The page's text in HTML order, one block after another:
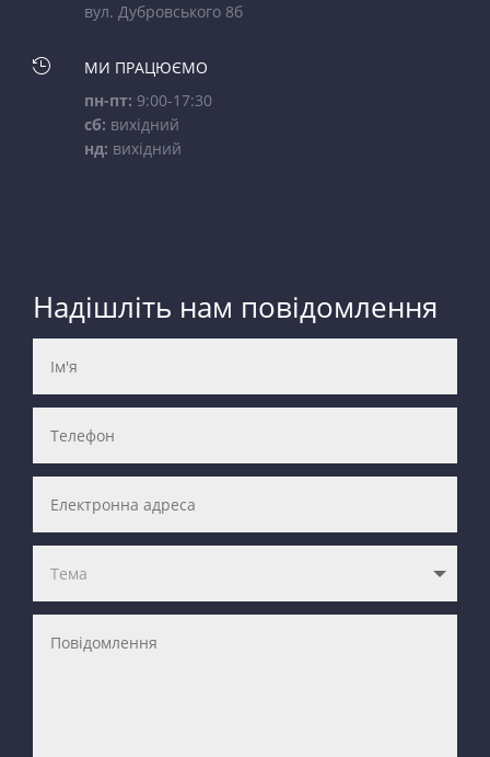
вул. Дубровського 8б

МИ ПРАЦЮЄМО
пн-пт: 9:00-17:30
сб: вихідний
нд: вихідний
Надішліть нам повідомлення